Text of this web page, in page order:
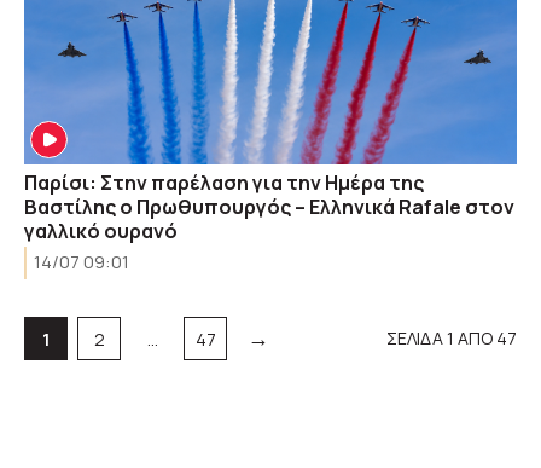
Παρίσι: Στην παρέλαση για την Ημέρα της
Βαστίλης ο Πρωθυπουργός – Ελληνικά Rafale στον
γαλλικό ουρανό
14/07 09:01
Σελίδα
1 Σελίδα
2 … Σελίδα
47 → ΣΕΛΙΔΑ 1 ΑΠΟ 47